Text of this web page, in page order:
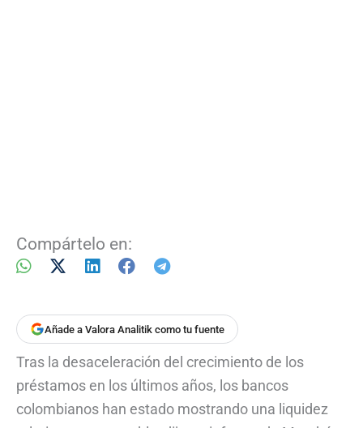
Compártelo en:
Añade a Valora Analitik como tu fuente
Tras la desaceleración del crecimiento de los
préstamos en los últimos años, los bancos
colombianos han estado mostrando una liquidez